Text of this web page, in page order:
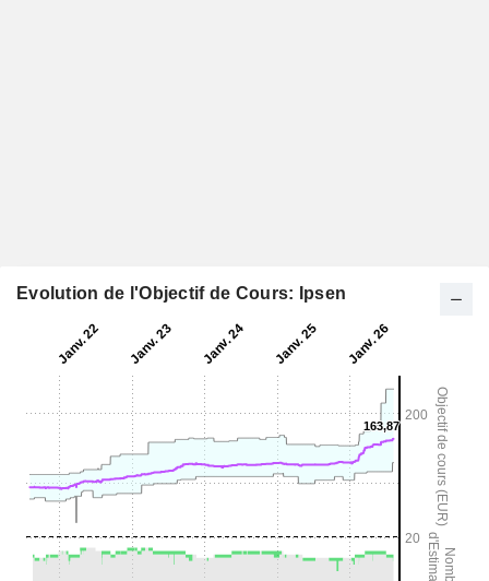
Evolution de l'Objectif de Cours: Ipsen